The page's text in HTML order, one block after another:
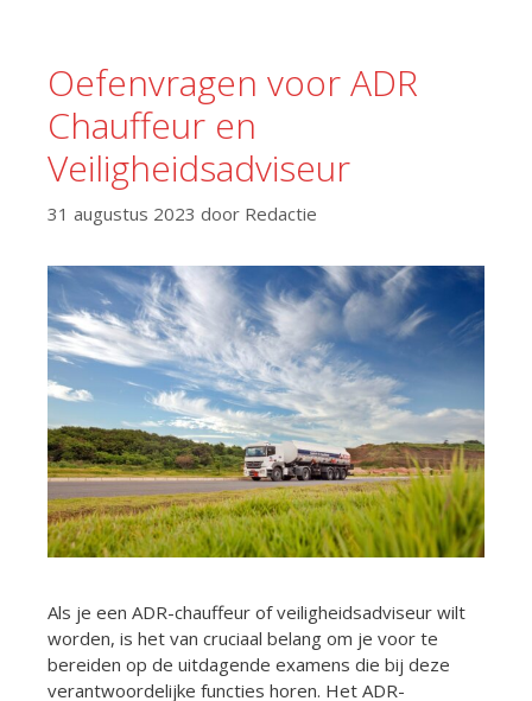
Oefenvragen voor ADR
Chauffeur en
Veiligheidsadviseur
31 augustus 2023 door Redactie
Als je een ADR-chauffeur of veiligheidsadviseur wilt
worden, is het van cruciaal belang om je voor te
bereiden op de uitdagende examens die bij deze
verantwoordelijke functies horen. Het ADR-